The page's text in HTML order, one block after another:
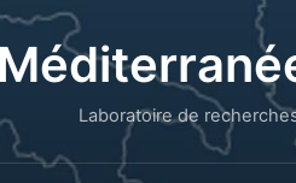
Laboratoire de